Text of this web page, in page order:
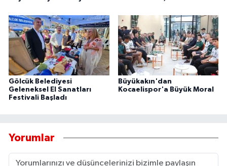
Gölcük Belediyesi
Geleneksel El Sanatları
Festivali Başladı
Büyükakın'dan
Kocaelispor'a Büyük Moral
Yorumlar